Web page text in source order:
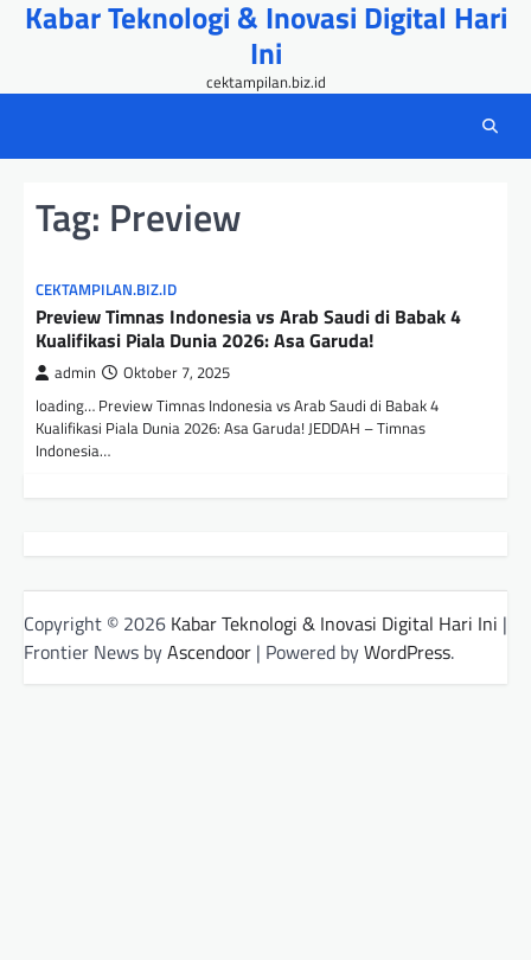
SkipKabar Teknologi & Inovasi Digital Hari
Ini
cektampilan.biz.id
Tag: Preview
CEKTAMPILAN.BIZ.ID
Preview Timnas Indonesia vs Arab Saudi di Babak 4
Kualifikasi Piala Dunia 2026: Asa Garuda!
admin Oktober 7, 2025
loading… Preview Timnas Indonesia vs Arab Saudi di Babak 4
Kualifikasi Piala Dunia 2026: Asa Garuda! JEDDAH – Timnas
Indonesia…
Copyright © 2026 Kabar Teknologi & Inovasi Digital Hari Ini |
Frontier News byAscendoor | Powered byWordPress.